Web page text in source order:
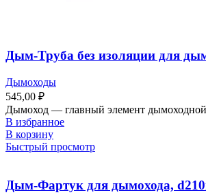
Дым-Труба без изоляции для
Дымоходы
545,00 ₽
Дымоход ― главный элемент дымоходной
В избранное
В корзину
Быстрый просмотр
Дым-Фартук для дымохода,